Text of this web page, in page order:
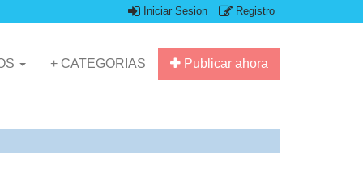
Iniciar Sesion Registro
Publicar ahora
+ CATEGORIAS